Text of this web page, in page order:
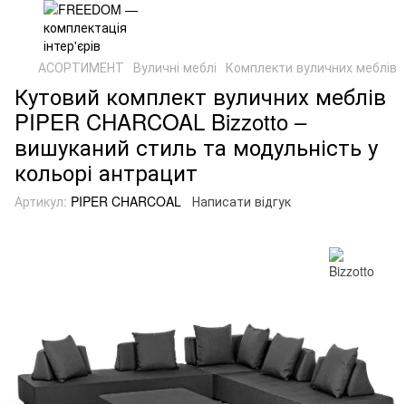
АСОРТИМЕНТ Вуличні меблі Комплекти вуличних меблів
Кутовий комплект вуличних меблів
PIPER CHARCOAL Bizzotto –
вишуканий стиль та модульність у
кольорі антрацит
Артикул: PIPER CHARCOAL Написати відгук